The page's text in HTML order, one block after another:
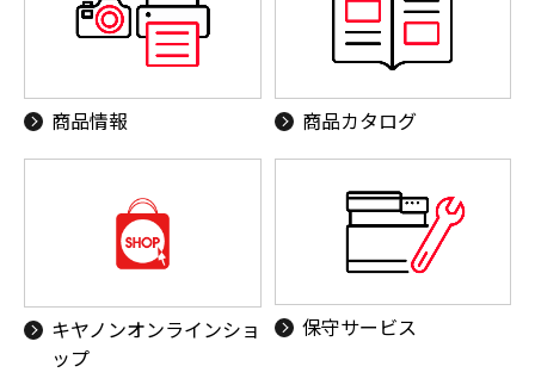
商品情報 商品カタログ
キヤノンオンラインショ
ップ
保守サービス